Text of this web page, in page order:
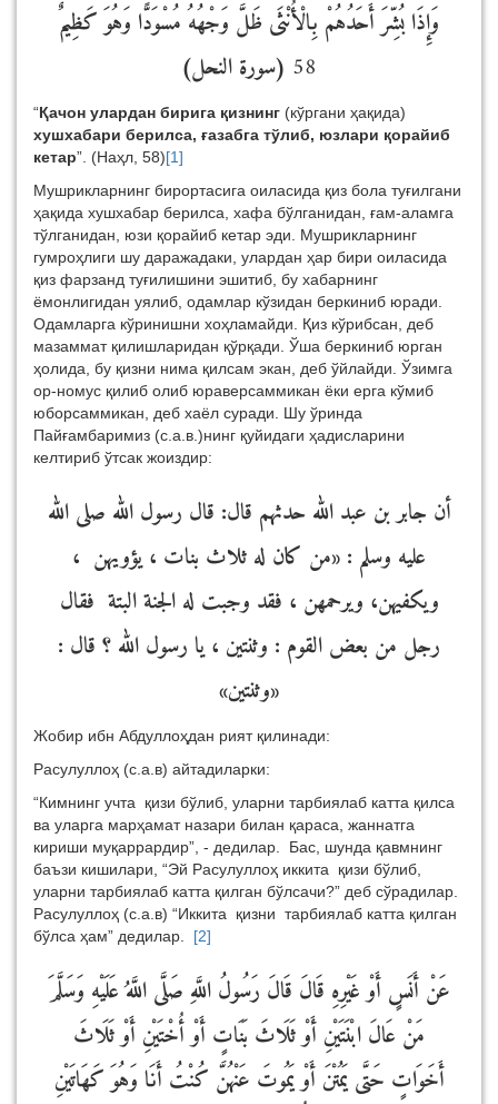
وَإِذَا بُشِّرَ أَحَدُهُمْ بِالْأُنْثَى ظَلَّ وَجْهُهُ مُسْوَدًّا وَهُوَ كَظِيمٌ
58 (سورة النحل)
“Қачон улардан бирига қизнинг (кўргани ҳақида)
хушхабари берилса, ғазабга тўлиб, юзлари қорайиб
кетар”. (Наҳл, 58)[1]
Мушрикларнинг бирортасига оиласида қиз бола туғилгани
ҳақида хушхабар берилса, хафа бўлганидан, ғам-аламга
тўлганидан, юзи қорайиб кетар эди. Мушрикларнинг
гумроҳлиги шу даражадаки, улардан ҳар бири оиласида
қиз фарзанд туғилишини эшитиб, бу хабарнинг
ёмонлигидан уялиб, одамлар кўзидан беркиниб юради.
Одамларга кўринишни хоҳламайди. Қиз кўрибсан, деб
мазаммат қилишларидан қўрқади. Ўша беркиниб юрган
ҳолида, бу қизни нима қилсам экан, деб ўйлайди. Ўзимга
ор-номус қилиб олиб юраверсаммикан ёки ерга кўмиб
юборсаммикан, деб хаёл суради. Шу ўринда
Пайғамбаримиз (с.а.в.)нинг қуйидаги ҳадисларини
келтириб ўтсак жоиздир:
أن جابر بن عبد الله حدثهم قال: قال رسول الله صلى الله
عليه وسلم : «من كان له ثلاث بنات ، يؤويهن ،
ويكفيهن، ويرحمهن ، فقد وجبت له الجنة البتة فقال
رجل من بعض القوم : وثنتين ، يا رسول الله ؟ قال :
«وثنتين»
Жобир ибн Абдуллоҳдан рият қилинади:
Расулуллоҳ (с.а.в) айтадиларки:
“Кимнинг учта қизи бўлиб, уларни тарбиялаб катта қилса
ва уларга марҳамат назари билан қараса, жаннатга
кириши муқаррардир”, - дедилар. Бас, шунда қавмнинг
баъзи кишилари, “Эй Расулуллоҳ иккита қизи бўлиб,
уларни тарбиялаб катта қилган бўлсачи?” деб сўрадилар.
Расулуллоҳ (с.а.в) “Иккита қизни тарбиялаб катта қилган
бўлса ҳам” дедилар. [2]
عَنْ أَنَسٍ أَوْ غَيْرِهِ قَالَ قَالَ رَسُولُ اللَّهِ صَلَّى اللَّهُ عَلَيْهِ وَسَلَّمَ
مَنْ عَالَ ابْنَتَيْنِ أَوْ ثَلَاثَ بَنَاتٍ أَوْ أُخْتَيْنِ أَوْ ثَلَاثَ
أَخَوَاتٍ حَتَّى يَمُتْنَ أَوْ يَمُوتَ عَنْهُنَّ كُنْتُ أَنَا وَهُوَ كَهَاتَيْنِ